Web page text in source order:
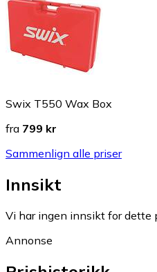
Swix T550 Wax Box
fra 799 kr
Sammenlign alle priser
Innsikt
Vi har ingen innsikt for dette
Annonse